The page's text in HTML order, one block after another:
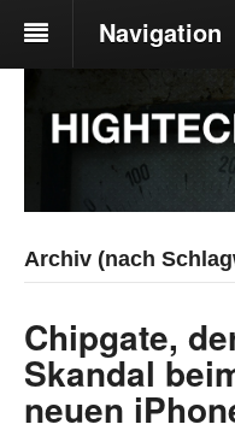
Navigation
Archiv (nach
Chipgate,
Skandal
neuen